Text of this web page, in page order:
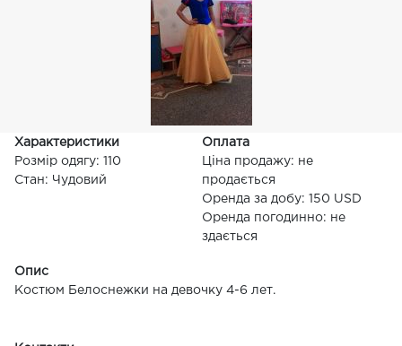
Характеристики
Розмір одягу: 110
Стан: Чудовий
Оплата
Ціна продажу: не
продається
Оренда за добу: 150 USD
Оренда погодинно: не
здається
Опис
Костюм Белоснежки на девочку 4-6 лет.